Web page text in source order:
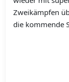
Zweikämpfen
die kommende